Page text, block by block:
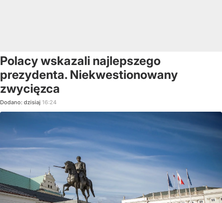
Polacy wskazali najlepszego
prezydenta. Niekwestionowany
zwycięzca
Dodano: dzisiaj 16:24